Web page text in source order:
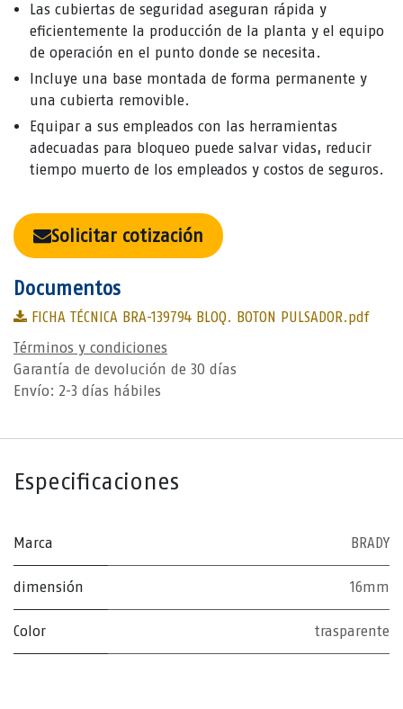
Las cubiertas de seguridad aseguran rápida y
eficientemente la producción de la planta y el equipo
de operación en el punto donde se necesita.
Incluye una base montada de forma permanente y
una cubierta removible.
Equipar a sus empleados con las herramientas
adecuadas para bloqueo puede salvar vidas, reducir
tiempo muerto de los empleados y costos de seguros.
Solicitar cotización
Documentos
FICHA TÉCNICA BRA-139794 BLOQ. BOTON PULSADOR.pdf
Términos y condiciones
Garantía de devolución de 30 días
Envío: 2-3 días hábiles
Especificaciones
Marca BRADY
dimensión 16mm
Color trasparente